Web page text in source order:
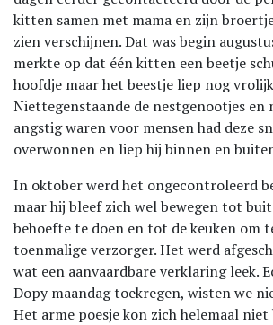
kitten samen met mama en zijn
zien verschijnen. Dat was begin
merkte op dat één kitten een beetje
hoofdje maar het beestje liep nog
Niettegenstaande de nestgenootjes en
angstig waren voor mensen had deze
overwonnen en liep hij binnen en
In oktober werd het ongecontroleerd
maar hij bleef zich wel bewegen tot
behoefte te doen en tot de keuken om
toenmalige verzorger. Het werd
wat een aanvaardbare verklaring leek.
Dopy maandag toekregen, wisten we
Het arme poesje kon zich helemaal niet